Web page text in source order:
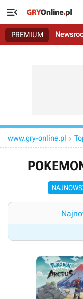

PREMIUM
www.gry-online.pl 